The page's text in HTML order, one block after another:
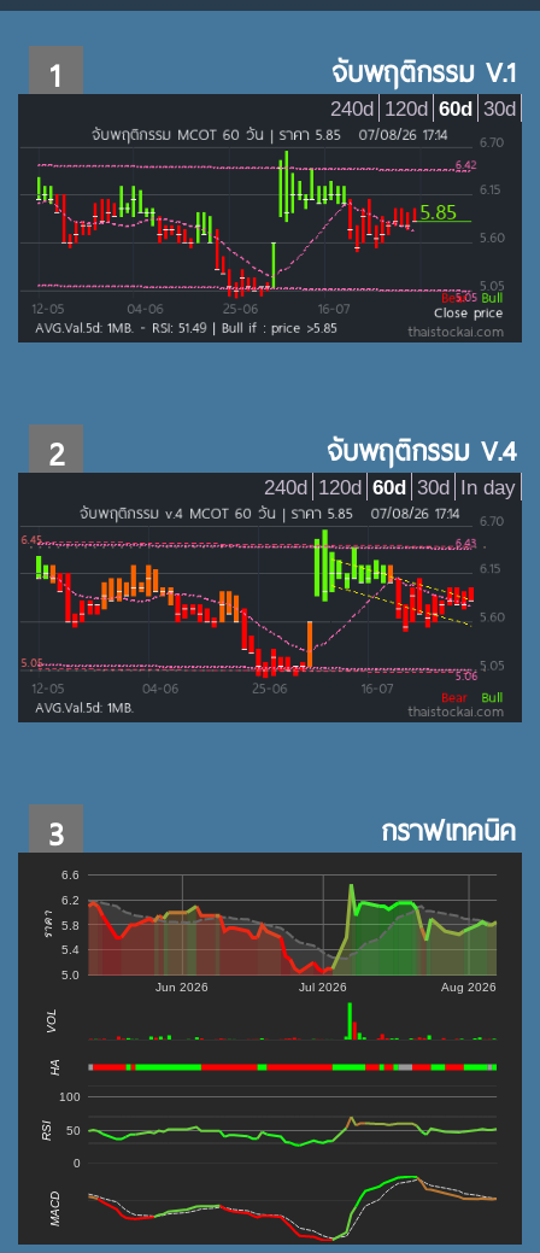
1 จับพฤติกรรม V.1
30d
60d
120d
240d
2 จับพฤติกรรม V.4
In day
30d
60d
120d
240d
3 กราฟเทคนิค
Jun 2026 Jul 2026 Aug 2026
5.0
5.4
5.8
6.2
6.6
ราคา
VOL
HA
0
50
100
RSI
MACD